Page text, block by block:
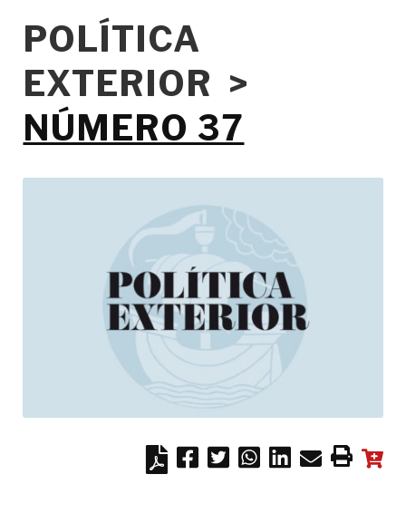
POLÍTICA
EXTERIOR >
NÚMERO 37